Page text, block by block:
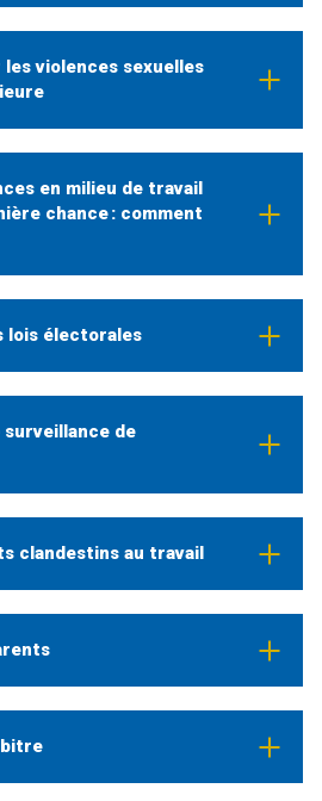
violences sexuelles
en milieu de travail
chance : comment
lois électorales
surveillance de
clandestins au travail